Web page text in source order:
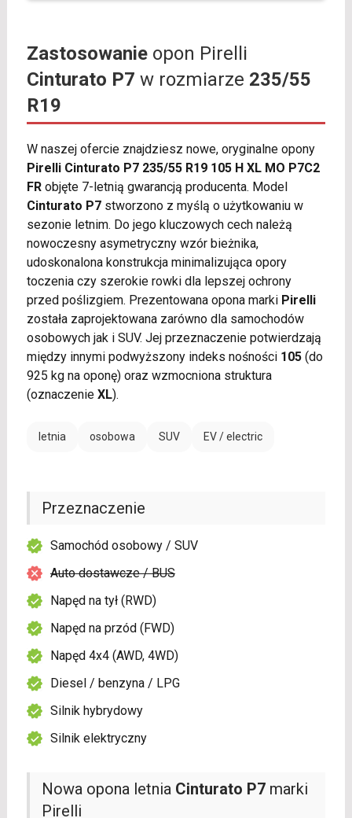
Zastosowanieopon Pirelli
Cinturato P7 w rozmiarze 235/55
R19
W naszej ofercie znajdziesz nowe, oryginalne opony
Pirelli Cinturato P7 235/55 R19 105 H XL MO P7C2
FRobjęte 7-letnią gwarancją producenta. Model
Cinturato P7stworzono z myślą o użytkowaniu w
sezonie letnim. Do jego kluczowych cech należą
nowoczesny asymetryczny wzór bieżnika,
udoskonalona konstrukcja minimalizująca opory
toczenia czy szerokie rowki dla lepszej ochrony
przed poślizgiem. Prezentowana opona marki Pirelli
została zaprojektowana zarówno dla samochodów
osobowych jak i SUV. Jej przeznaczenie potwierdzają
między innymi podwyższony indeks nośności 105(do
925 kg na oponę) oraz wzmocniona struktura
(oznaczenie XL).
letnia osobowa SUV EV / electric
Nowa opona letnia Cinturato P7marki
Pirelli
Przeznaczenie
Samochód osobowy / SUV
Auto dostawcze / BUS
Napęd na tył (RWD)
Napęd na przód (FWD)
Napęd 4x4 (AWD, 4WD)
Diesel / benzyna / LPG
Silnik hybrydowy
Silnik elektryczny